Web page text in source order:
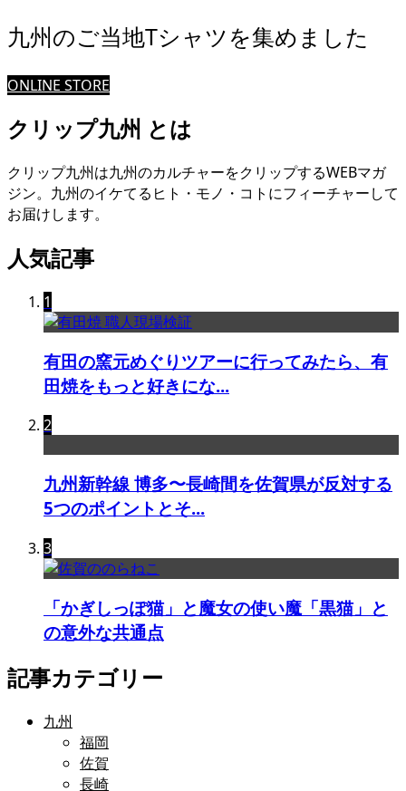
九州のご当地Tシャツを集めました
ONLINE STORE
クリップ九州 とは
クリップ九州は九州のカルチャーをクリップするWEBマガ
ジン。九州のイケてるヒト・モノ・コトにフィーチャーして
お届けします。
人気記事
1
有田の窯元めぐりツアーに行ってみたら、有
田焼をもっと好きにな...
2
九州新幹線 博多〜長崎間を佐賀県が反対する
5つのポイントとそ...
3
「かぎしっぽ猫」と魔女の使い魔「黒猫」と
の意外な共通点
記事カテゴリー
九州
福岡
佐賀
長崎